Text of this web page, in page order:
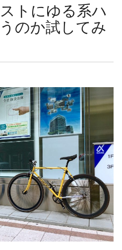
トにゆる系ハ
のか試してみ